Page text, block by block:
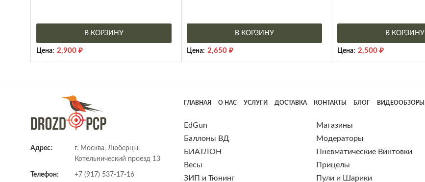
В КОРЗИНУ
Цена: 2,900 ₽
В КОРЗИНУ
Цена: 2,650 ₽
В КОРЗИНУ
Цена: 2,500 ₽
Адрес:
г. Москва, Люберцы,
Котельнический проезд 13
Телефон: +7 (917) 537-17-16
ГЛАВНАЯ О НАС УСЛУГИ ДОСТАВКА КОНТАКТЫ БЛОГ ВИДЕООБЗОРЫ
EdGun
Баллоны ВД
БИАТЛОН
Весы
ЗИП и Тюнинг
Магазины
Модераторы
Пневматические Винтовки
Прицелы
Пули и Шарики